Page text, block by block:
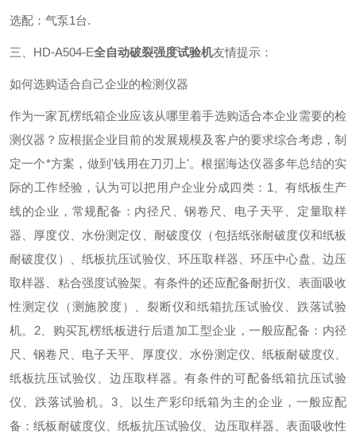
选配：气泵1台.
三、HD-A504-E全自动破裂强度试验机友情提示：
如何选购适合自己企业的检测仪器
作为一家瓦楞纸箱企业应该从哪里着手选购适合本企业需要的检
测仪器？应根据企业目前的发展规模及客户的要求综合考虑，制
定一个*方案，做到'钱用在刀刃上'。根据海达仪器多年总结的实
际的工作经验，认为可以把用户企业分成四类： 1、有纸板生产
线的企业，常规配备：内径尺、钢卷尺、电子天平、定量取样
器、厚度仪、水份测定仪、耐破度仪（包括纸张耐破度仪和纸板
耐破度仪）、纸板抗压试验仪、环压取样器、环压中心盘、边压
取样器、粘合强度试验架。有条件的还应配备耐折仪、表面吸收
性测定仪（测施胶度）、裂断仪和纸箱抗压试验仪、跌落试验
机。 2、购买瓦楞纸板进行后道加工型企业，一般应配备：内径
尺、钢卷尺、电子天平、厚度仪、水份测定仪、纸板耐破度仪、
纸板抗压试验仪、边压取样器。有条件的可配备纸箱抗压试验
仪、跌落试验机。 3、以生产彩印纸箱为主的企业，一般应配
备：纸板耐破度仪、纸板抗压试验仪、边压取样器、表面吸收性